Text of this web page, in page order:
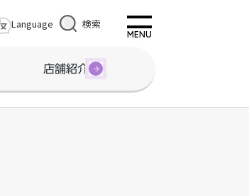
Language 検索
店舗紹介